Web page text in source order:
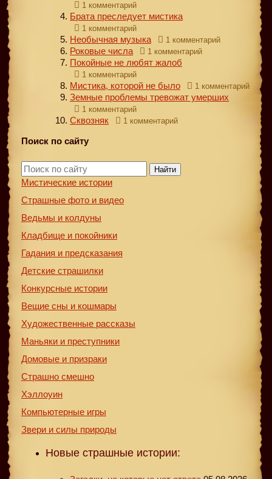
1 комментарий
Брата преследует мистика
1 комментарий
Необычная музыка 1 комментарий
Роковые числа 1 комментарий
Покойные не любят жалоб
1 комментарий
Мистика, которой не было 1 комментарий
Земные проблемы тревожат умерших
1 комментарий
Сквозняк 1 комментарий
Поиск по сайту
Найти
Мистические истории
Страшные фото и видео
Ведьмы и колдуны
Кладбище и покойники
Гадания и предсказания
Детские страшилки
Конкурсные истории
Вещие сны и кошмары
Художественные рассказы
Маньяки и преступники
Домовые и призраки
Страшно смешно
Хэллоуин
Компьютерные игры
Звери и силы природы
Новые страшные истории: